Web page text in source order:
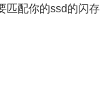
配你的ssd的闪存